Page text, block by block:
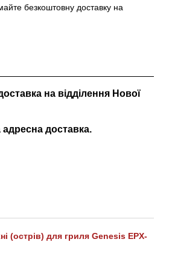
безкоштовну доставку на
на відділення Нової
адресна доставка.
(острів) для гриля Genesis EPX-